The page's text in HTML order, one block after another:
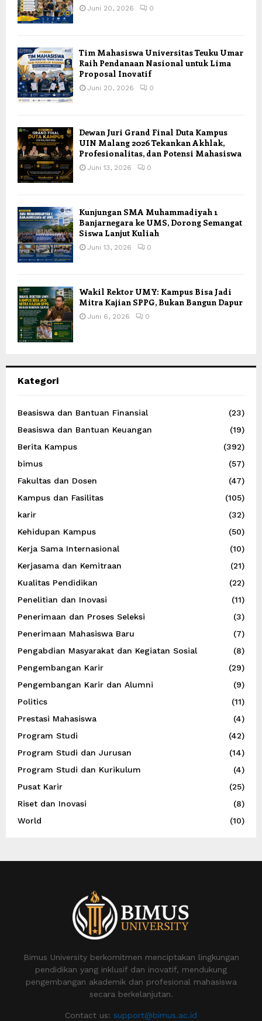
Juni 20, 2026 0
Tim Mahasiswa Universitas Teuku Umar
Raih Pendanaan Nasional untuk Lima
Proposal Inovatif
Juni 20, 2026 0
Dewan Juri Grand Final Duta Kampus
UIN Malang 2026 Tekankan Akhlak,
Profesionalitas, dan Potensi Mahasiswa
Juni 13, 2026 0
Kunjungan SMA Muhammadiyah 1
Banjarnegara ke UMS, Dorong Semangat
Siswa Lanjut Kuliah
Juni 13, 2026 0
Wakil Rektor UMY: Kampus Bisa Jadi
Mitra Kajian SPPG, Bukan Bangun Dapur
Juni 6, 2026 0
Kategori
Beasiswa dan Bantuan Finansial
(23)
Beasiswa dan Bantuan Keuangan
(19)
Berita Kampus
(392)
bimus
(57)
Fakultas dan Dosen
(47)
Kampus dan Fasilitas
(105)
karir
(32)
Kehidupan Kampus
(50)
Kerja Sama Internasional
(10)
Kerjasama dan Kemitraan
(21)
Kualitas Pendidikan
(22)
Penelitian dan Inovasi
(11)
Penerimaan dan Proses Seleksi
(3)
Penerimaan Mahasiswa Baru
(7)
Pengabdian Masyarakat dan Kegiatan Sosial
(8)
Pengembangan Karir
(29)
Pengembangan Karir dan Alumni
(9)
Politics
(11)
Prestasi Mahasiswa
(4)
Program Studi
(42)
Program Studi dan Jurusan
(14)
Program Studi dan Kurikulum
(4)
Pusat Karir
(25)
Riset dan Inovasi
(8)
World
(10)
Bimus University berkomitmen menciptakan lingkungan
pendidikan yang inklusif dan inovatif, mendukung
pengembangan akademik dan profesional mahasiswa
secara berkelanjutan.
Contact us: support@bimus.ac.id